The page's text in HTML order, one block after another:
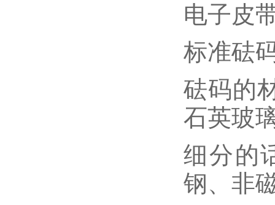
电子皮
标准砝
砝码的
石英玻
细分的
钢、非